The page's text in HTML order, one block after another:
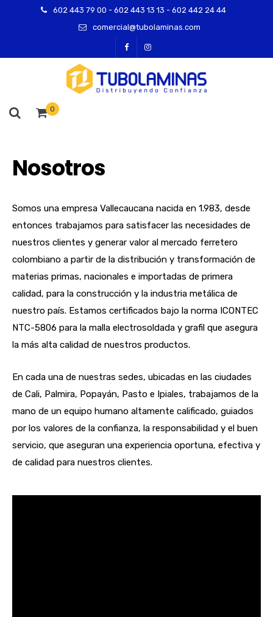
602 443 79 00 - 602 443 13 13 - 602 442 24 44
comercial@tubolaminas.com
0
Nosotros
Somos una empresa Vallecaucana nacida en 1.983, desde
entonces trabajamos para satisfacer las necesidades de
nuestros clientes y generar valor al mercado ferretero
colombiano a partir de la distribución y transformación de
materias primas, nacionales e importadas de primera
calidad, para la construcción y la industria metálica de
nuestro país. Estamos certificados bajo la norma ICONTEC
NTC-5806 para la malla electrosoldada y grafil que asegura
la más alta calidad de nuestros productos.
En cada una de nuestras sedes, ubicadas en las ciudades
de Cali, Palmira, Popayán, Pasto e Ipiales, trabajamos de la
mano de un equipo humano altamente calificado, guiados
por los valores de la confianza, la responsabilidad y el buen
servicio, que aseguran una experiencia oportuna, efectiva y
de calidad para nuestros clientes.